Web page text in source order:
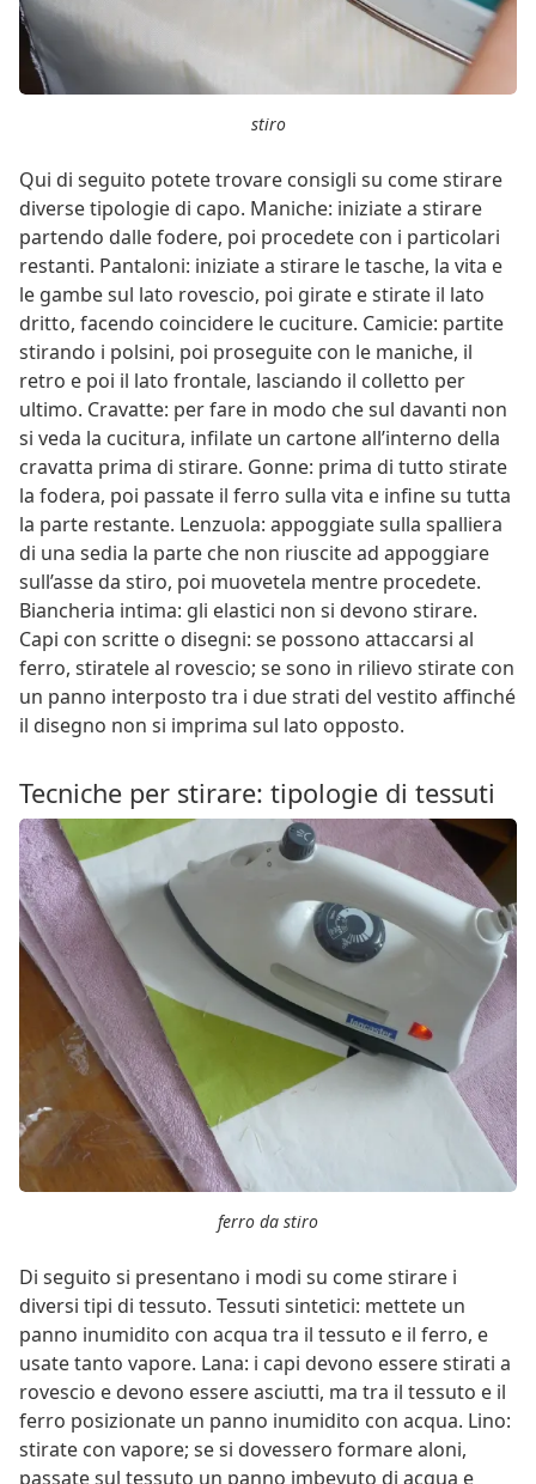
stiro
Qui di seguito potete trovare consigli su come stirare
diverse tipologie di capo. Maniche: iniziate a stirare
partendo dalle fodere, poi procedete con i particolari
restanti. Pantaloni: iniziate a stirare le tasche, la vita e
le gambe sul lato rovescio, poi girate e stirate il lato
dritto, facendo coincidere le cuciture. Camicie: partite
stirando i polsini, poi proseguite con le maniche, il
retro e poi il lato frontale, lasciando il colletto per
ultimo. Cravatte: per fare in modo che sul davanti non
si veda la cucitura, infilate un cartone all’interno della
cravatta prima di stirare. Gonne: prima di tutto stirate
la fodera, poi passate il ferro sulla vita e infine su tutta
la parte restante. Lenzuola: appoggiate sulla spalliera
di una sedia la parte che non riuscite ad appoggiare
sull’asse da stiro, poi muovetela mentre procedete.
Biancheria intima: gli elastici non si devono stirare.
Capi con scritte o disegni: se possono attaccarsi al
ferro, stiratele al rovescio; se sono in rilievo stirate con
un panno interposto tra i due strati del vestito affinché
il disegno non si imprima sul lato opposto.
Tecniche per stirare: tipologie di tessuti
ferro da stiro
Di seguito si presentano i modi su come stirare i
diversi tipi di tessuto. Tessuti sintetici: mettete un
panno inumidito con acqua tra il tessuto e il ferro, e
usate tanto vapore. Lana: i capi devono essere stirati a
rovescio e devono essere asciutti, ma tra il tessuto e il
ferro posizionate un panno inumidito con acqua. Lino:
stirate con vapore; se si dovessero formare aloni,
passate sul tessuto un panno imbevuto di acqua e